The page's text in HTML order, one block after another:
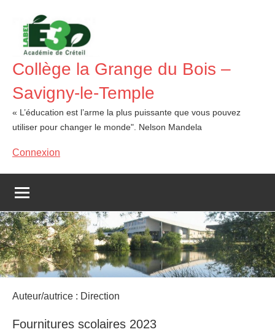
contenu
Collège la Grange du Bois –
Savigny-le-Temple
« L’éducation est l’arme la plus puissante que vous pouvez
utiliser pour changer le monde". Nelson Mandela
Connexion
Auteur/autrice : Direction
Fournitures scolaires 2023